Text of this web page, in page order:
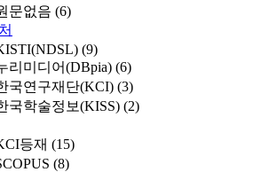
문없음 (6)
(9)
리미디어(DBpia) (6)
국연구재단(KCI) (3)
국학술정보(KISS) (2)
등재 (15)
(8)